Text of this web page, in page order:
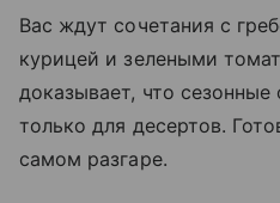
Вас ждут сочетания с
курицей и зелеными
доказывает, что
только для десертов.
самом разгаре.